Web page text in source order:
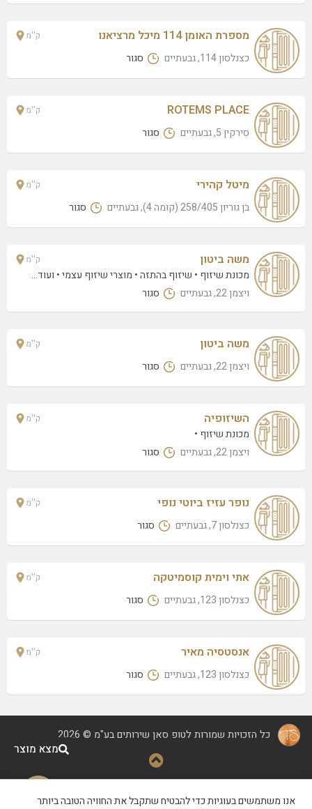
מספרת האומן 114 מיכל מרציאנו
כצנלסון 114, גבעתיים סגור
ק''מ
ROTEMS PLACE
סירקין 5, גבעתיים סגור
ק''מ
מיטל קהירי
בן גוריון 258/405 (קומה 4), גבעתיים סגור
ק''מ
משה ביטון
מכונת שיזוף שיזוף בהתזה מוצרי שיזוף עצמי• ועוד...
ויצמן 22, גבעתיים
סגור
ק''מ
משה ביטון
ויצמן 22, גבעתיים סגור
ק''מ
השיזופיה
מכונת שיזוף
ויצמן 22, גבעתיים
סגור
ק''מ
נופר עזיז ביוטי נופי
כצנלסון 7, גבעתיים סגור
ק''מ
אתי וימית קוסמיטקה
כצנלסון 123, גבעתיים סגור
ק''מ
אנסטסיה מאיר
כצנלסון 123, גבעתיים סגור
ק''מ
השיזופיה
ויצמן 22, גבעתיים
כל הזכויות שמורות לטופ סאן שירותים בע"מ © 2026
מצא מוצר
אנו משתמשים בעוגיות כדי להבטיח שתקבל את החוויה הטובה ביותר